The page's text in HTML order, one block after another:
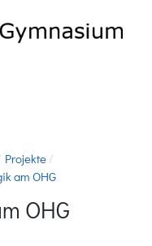
Projekte
am OHG
OHG